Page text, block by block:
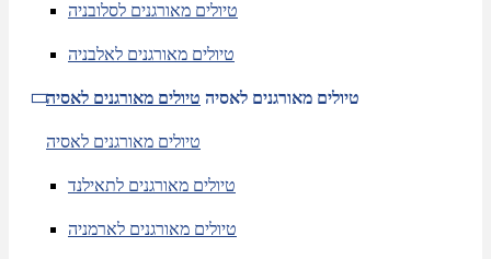
טיולים מאורגנים לסלובניה
טיולים מאורגנים לאלבניה
טיולים מאורגנים לאסיה טיולים מאורגנים לאסיה
טיולים מאורגנים לאסיה
טיולים מאורגנים לתאילנד
טיולים מאורגנים לארמניה